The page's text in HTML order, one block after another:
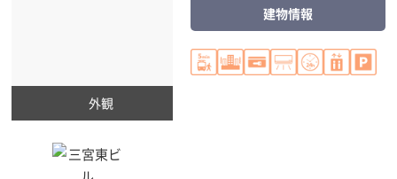
外観
建物情報